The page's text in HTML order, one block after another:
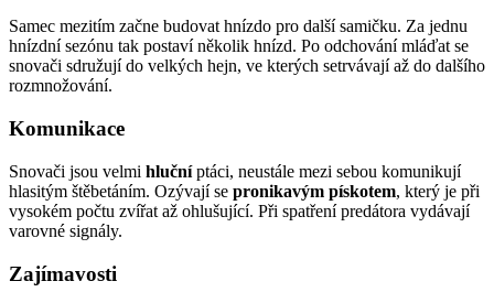
Samec mezitím začne budovat hnízdo pro další samičku. Za jednu
hnízdní sezónu tak postaví několik hnízd. Po odchování mláďat se
snovači sdružují do velkých hejn, ve kterých setrvávají až do dalšího
rozmnožování.
Komunikace
Snovači jsou velmi hlučníptáci, neustále mezi sebou komunikují
hlasitým štěbetáním. Ozývají se pronikavým pískotem, který je při
vysokém počtu zvířat až ohlušující. Při spatření predátora vydávají
varovné signály.
Zajímavosti